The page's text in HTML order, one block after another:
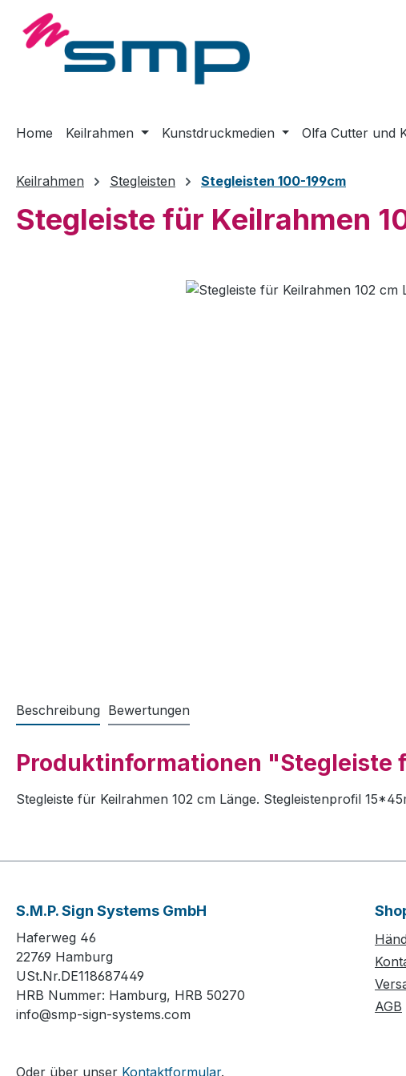
Hauptinhalt springen
Zur Suche springen
Zur Hauptnavigation springen
Home Keilrahmen Kunstdruckmedien Olfa Cutter und
Keilrahmen Stegleisten Stegleisten 100-199cm
Stegleiste für Keilrahmen
Beschreibung Bewertungen
Produktinformationen "Stegleiste
Stegleiste für Keilrahmen 102 cm Länge. Stegleistenprofil
S.M.P. Sign Systems GmbH
Haferweg 46
22769 Hamburg
USt.Nr.DE118687449
HRB Nummer: Hamburg, HRB 50270
info@smp-sign-systems.com
Oder über unser Kontaktformular.
AGB